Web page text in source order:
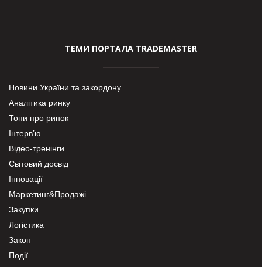
ТЕМИ ПОРТАЛА TRADEMASTER
Новини України та закордону
Аналітика ринку
Топи про ринок
Інтерв’ю
Відео-тренінги
Світовий досвід
Інновації
Маркетинг&Продажі
Закупки
Логістика
Закон
Події